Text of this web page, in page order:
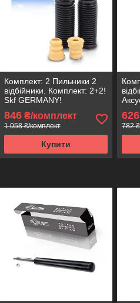
Комплект: 2 Пильники 2
відбійники. Комплект: 2+2!
Skf GERMANY!
846₴/комплект
1 058 ₴/комплект
Купити
626
782